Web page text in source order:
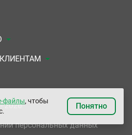
договора
программы
2026
персональных данных
файлы, чтобы
Понятно